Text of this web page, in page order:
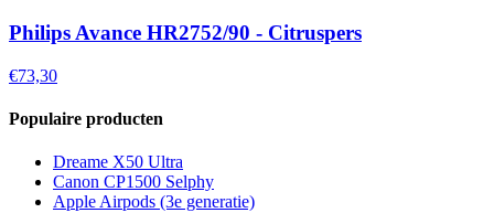
Philips Avance HR2752/90 - Citruspers
€73,30
Populaire producten
Dreame X50 Ultra
Canon CP1500 Selphy
Apple Airpods (3e generatie)